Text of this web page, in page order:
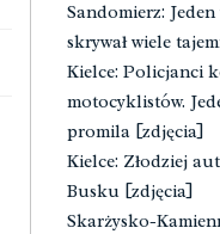
Sandomierz:
skrywał wiele
Kielce: Policjanci
motocyklistów.
promila [zdjęcia]
Kielce: Złodziej
Busku [zdjęcia]
Skarżysko-